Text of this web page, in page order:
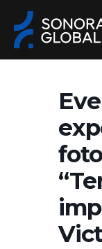
contenido